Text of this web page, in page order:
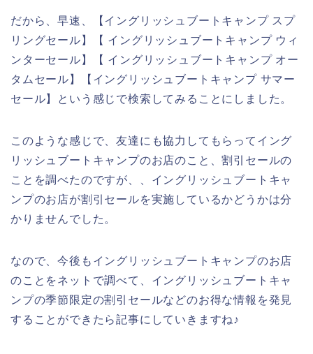
だから、早速、【イングリッシュブートキャンプ スプ
リングセール】【 イングリッシュブートキャンプ ウィ
ンターセール】【 イングリッシュブートキャンプ オー
タムセール】【イングリッシュブートキャンプ サマー
セール】という感じで検索してみることにしました。
このような感じで、友達にも協力してもらってイング
リッシュブートキャンプのお店のこと、割引セールの
ことを調べたのですが、、イングリッシュブートキャ
ンプのお店が割引セールを実施しているかどうかは分
かりませんでした。
なので、今後もイングリッシュブートキャンプのお店
のことをネットで調べて、イングリッシュブートキャ
ンプの季節限定の割引セールなどのお得な情報を発見
することができたら記事にしていきますね♪